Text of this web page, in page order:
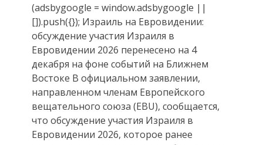
(adsbygoogle = window.adsbygoogle ||
[]).push({}); Израиль на Евровидении:
обсуждение участия Израиля в
Евровидении 2026 перенесено на 4
декабря на фоне событий на Ближнем
Востоке В официальном заявлении,
направленном членам Европейского
вещательного союза (EBU), сообщается,
что обсуждение участия Израиля в
Евровидении 2026, которое ранее